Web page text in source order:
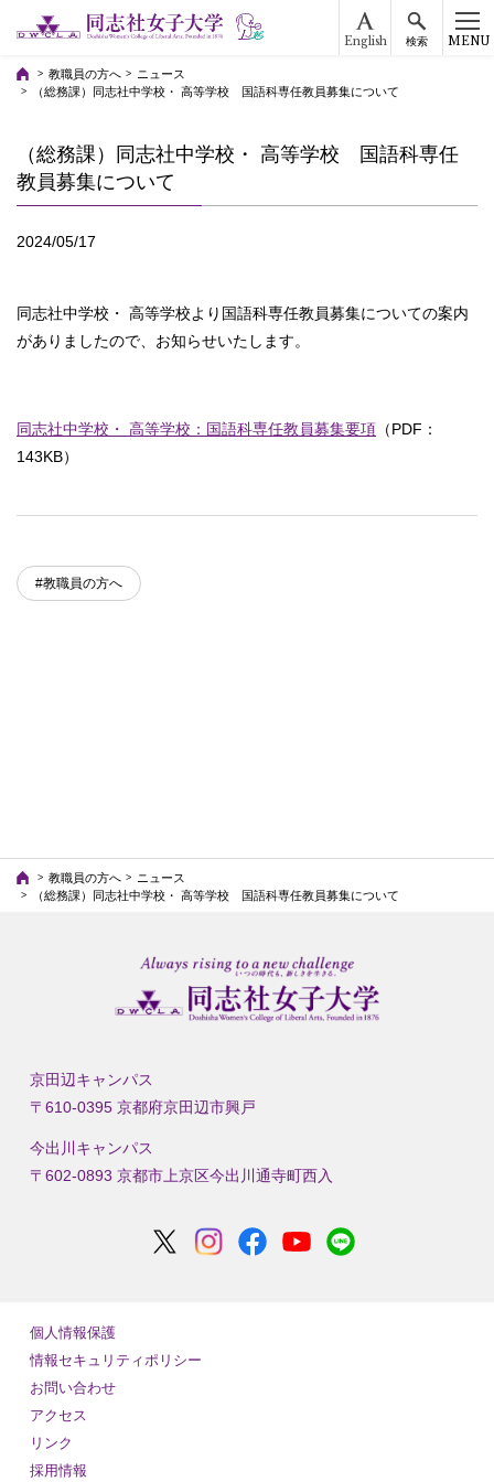
English 検索 MENU
教職員の方へ
ニュース
（総務課）同志社中学校・ 高等学校 国語科専任教員募集について
（総務課）同志社中学校・ 高等学校 国語科専任
教員募集について
2024/05/17
同志社中学校・ 高等学校より国語科専任教員募集についての案内
がありましたので、お知らせいたします。
同志社中学校・ 高等学校：国語科専任教員募集要項 （PDF：
143KB）
#教職員の方へ
教職員の方へ
ニュース
（総務課）同志社中学校・ 高等学校 国語科専任教員募集について
京田辺キャンパス
〒610-0395 京都府京田辺市興戸
今出川キャンパス
〒602-0893 京都市上京区今出川通寺町西入
個人情報保護
情報セキュリティポリシー
お問い合わせ
アクセス
リンク
採用情報